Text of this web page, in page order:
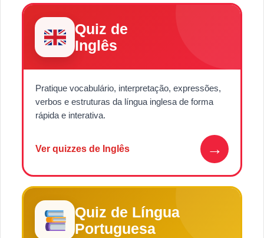
Quiz de
Inglês
Pratique vocabulário, interpretação, expressões,
verbos e estruturas da língua inglesa de forma
rápida e interativa.
Ver quizzes de Inglês →
Quiz de Língua
Portuguesa